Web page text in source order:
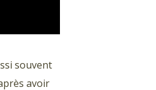
souvent
avoir